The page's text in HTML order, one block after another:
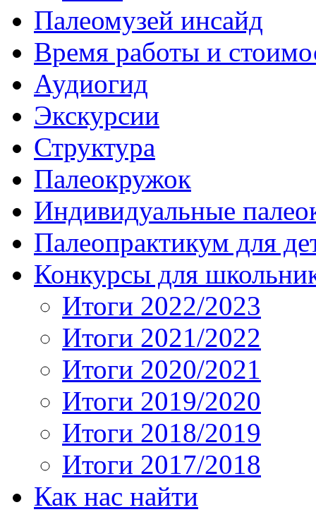
Палеомузей инсайд
Время работы и
Аудиогид
Экскурсии
Структура
Палеокружок
Индивидуальные
Палеопрактикум для
Конкурсы для
Итоги 2022/2023
Итоги 2021/2022
Итоги 2020/2021
Итоги 2019/2020
Итоги 2018/2019
Итоги 2017/2018
Как нас найти